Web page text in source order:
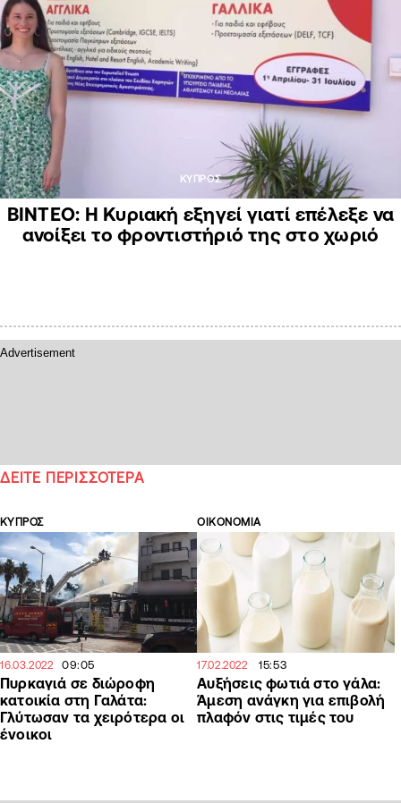
ΚΥΠΡΟΣ
ΒΙΝΤΕΟ: H Κυριακή εξηγεί γιατί επέλεξε να
ανοίξει το φροντιστήριό της στο χωριό
ΔΕΙΤΕ ΠΕΡΙΣΣΟΤΕΡΑ
ΚΥΠΡΟΣ
16.03.2022 09:05
Πυρκαγιά σε διώροφη
κατοικία στη Γαλάτα:
Γλύτωσαν τα χειρότερα οι
ένοικοι
ΟΙΚΟΝΟΜΙΑ
17.02.2022 15:53
Αυξήσεις φωτιά στο γάλα:
Άμεση ανάγκη για επιβολή
πλαφόν στις τιμές του